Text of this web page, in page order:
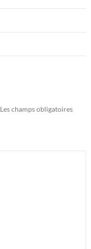
Les champs obligatoires